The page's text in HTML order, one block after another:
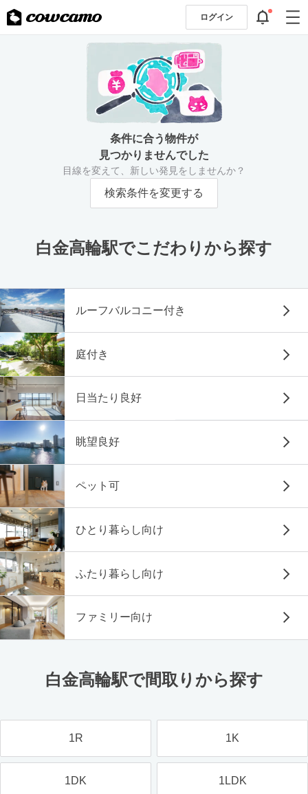
ログイン
条件に合う物件が
見つかりませんでした
目線を変えて、新しい発見をしませんか？
検索条件を変更する
白金高輪駅でこだわりから探す
ルーフバルコニー付き
庭付き
日当たり良好
眺望良好
ペット可
ひとり暮らし向け
ふたり暮らし向け
ファミリー向け
白金高輪駅で間取りから探す
1R 1K
1DK 1LDK